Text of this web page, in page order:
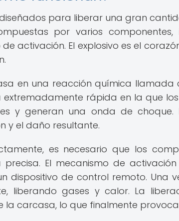
para liberar una gran
por varios componentes,
activación. El explosivo es el
en una reacción química llamada
rápida en la que
y generan una onda de choque.
y el daño resultante.
es necesario que los
El mecanismo de
dispositivo de control remoto. Una
liberando gases y calor. La
la carcasa, lo que finalmente provoca